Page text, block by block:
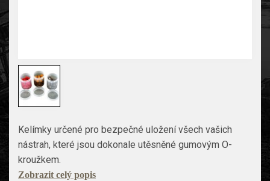
Kelímky určené pro bezpečné uložení všech vašich
nástrah, které jsou dokonale utěsněné gumovým O-
kroužkem.
Zobrazit celý popis